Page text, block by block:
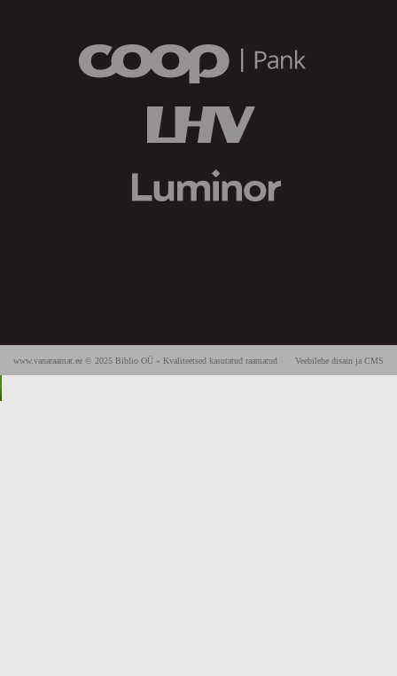
Veebilehe disain ja CMS
www.vanaraamat.ee © 2025 Biblio OÜ » Kvaliteetsed kasutatud raamatud